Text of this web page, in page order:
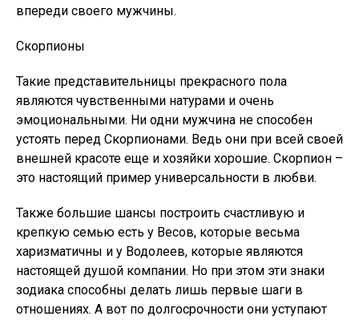
впереди своего мужчины.
Скорпионы
Такие представительницы прекрасного пола
являются чувственными натурами и очень
эмоциональными. Ни одни мужчина не способен
устоять перед Скорпионами. Ведь они при всей своей
внешней красоте еще и хозяйки хорошие. Скорпион –
это настоящий пример универсальности в любви.
Также большие шансы построить счастливую и
крепкую семью есть у Весов, которые весьма
харизматичны и у Водолеев, которые являются
настоящей душой компании. Но при этом эти знаки
зодиака способны делать лишь первые шаги в
отношениях. А вот по долгосрочности они уступают